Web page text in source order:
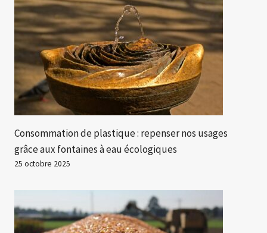
Consommation de plastique : repenser nos usages
grâce aux fontaines à eau écologiques
25 octobre 2025